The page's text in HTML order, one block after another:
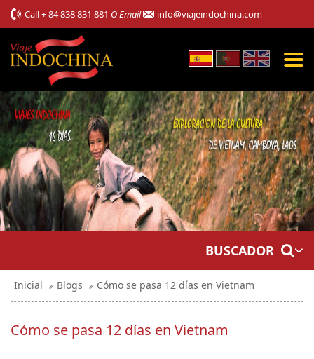
Call+ 84 838 831 881 O Email info@viajeindochina.com
BUSCADOR
Inicial Blogs Cómo se pasa 12 días en Vietnam
Cómo se pasa 12 días en Vietnam